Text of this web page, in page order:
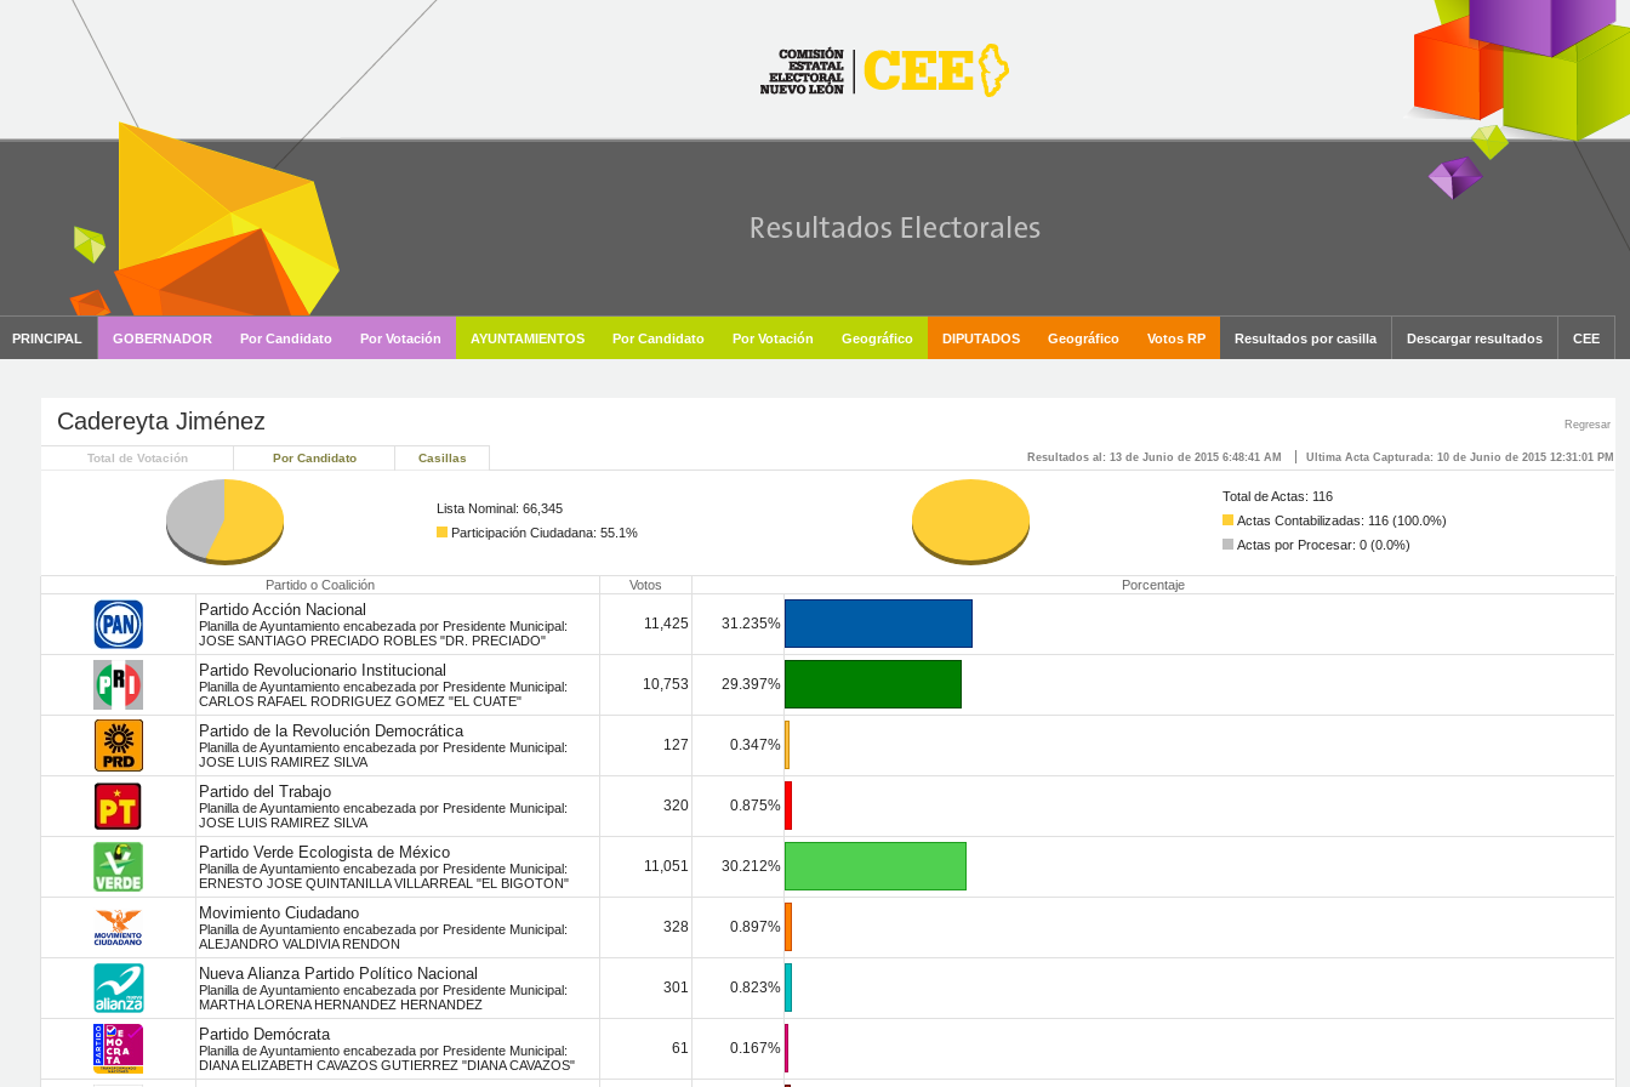
Cadereyta Jiménez Regresar
Total de Votación Por Candidato Casillas Resultados al: 13 de Junio de 2015 6:48:41 AM Ultima Acta Capturada: 10 de Junio de 2015 12:31:01 PM
Lista Nominal: 66,345
Participación Ciudadana: 55.1%
Total de Actas: 116
Actas Contabilizadas: 116 (100.0%)
Actas por Procesar: 0 (0.0%)
Partido o Coalición Votos Porcentaje
Partido Acción Nacional
Planilla de Ayuntamiento encabezada por Presidente Municipal:
JOSE SANTIAGO PRECIADO ROBLES "DR. PRECIADO"
11,425 31.235%
Partido Revolucionario Institucional
Planilla de Ayuntamiento encabezada por Presidente Municipal:
CARLOS RAFAEL RODRIGUEZ GOMEZ "EL CUATE"
10,753 29.397%
Partido de la Revolución Democrática
Planilla de Ayuntamiento encabezada por Presidente Municipal:
JOSE LUIS RAMIREZ SILVA
127 0.347%
Partido del Trabajo
Planilla de Ayuntamiento encabezada por Presidente Municipal:
JOSE LUIS RAMIREZ SILVA
320 0.875%
Partido Verde Ecologista de México
Planilla de Ayuntamiento encabezada por Presidente Municipal:
ERNESTO JOSE QUINTANILLA VILLARREAL "EL BIGOTON"
11,051 30.212%
Movimiento Ciudadano
Planilla de Ayuntamiento encabezada por Presidente Municipal:
ALEJANDRO VALDIVIA RENDON
328 0.897%
Nueva Alianza Partido Político Nacional
Planilla de Ayuntamiento encabezada por Presidente Municipal:
MARTHA LORENA HERNANDEZ HERNANDEZ
301 0.823%
Partido Demócrata
Planilla de Ayuntamiento encabezada por Presidente Municipal:
DIANA ELIZABETH CAVAZOS GUTIERREZ "DIANA CAVAZOS"
61 0.167%